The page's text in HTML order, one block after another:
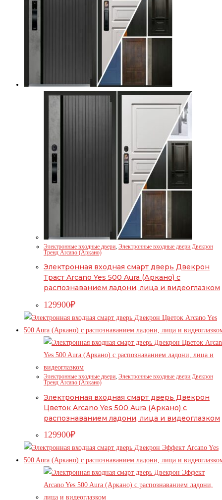
Электронные входные двери Электронные входные двери Двекрон
Тренд Arcano (Аркано)
Электронная входная смарт дверь Двекрон
Траст Arcano Yes 500 Aura (Аркано) с
распознаванием ладони, лица и видеоглазком
129900₽
Электронные входные двери, Электронные входные двери Двекрон
Тренд Arcano (Аркано)
Электронная входная смарт дверь Двекрон
Цветок Arcano Yes 500 Aura (Аркано) с
распознаванием ладони, лица и видеоглазком
129900₽